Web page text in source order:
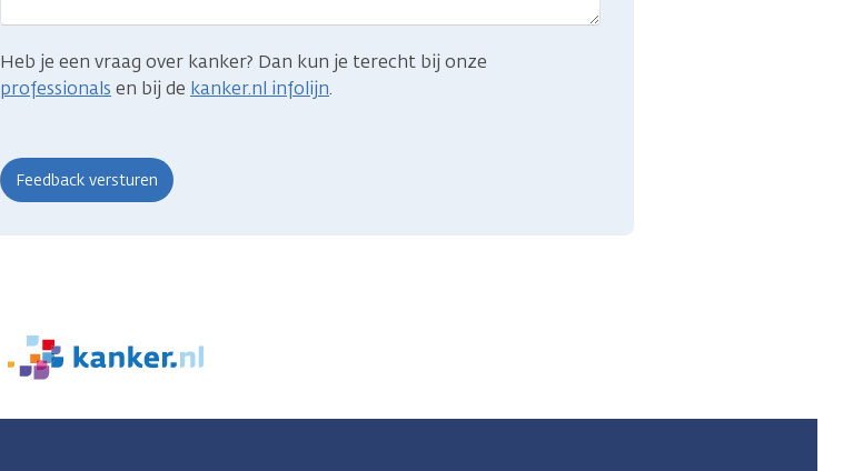
Heb je een vraag over kanker? Dan kun je terecht bij onze
professionals en bij de kanker.nl infolijn.
We
er